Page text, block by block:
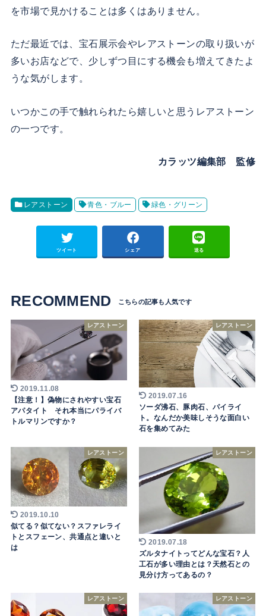
を市場で見かけることは多くはありません。
ただ最近では、宝石展示会やレアストーンの取り扱いが
多いお店などで、少しずつ目にする機会も増えてきたよ
うな気がします。
いつかこの手で触れられたら嬉しいと思うレアストーン
の一つです。
カラッツ編集部 監修
レアストーン 青色・ブルー 緑色・グリーン
ツイート シェア 送る
RECOMMEND
レアストーン
2019.11.08
【注意！】偽物にされやすい宝石
アパタイト それ本当にパライバ
トルマリンですか？
レアストーン
2019.07.16
ソーダ沸石、豚肉石、パイライ
ト。なんだか美味しそうな面白い
石を集めてみた
レアストーン
2019.10.10
似てる？似てない？スファレライ
トとスフェーン、共通点と違いと
は
レアストーン
2019.07.18
ズルタナイトってどんな宝石？人
工石が多い理由とは？天然石との
見分け方ってあるの？
レアストーン レアストーン